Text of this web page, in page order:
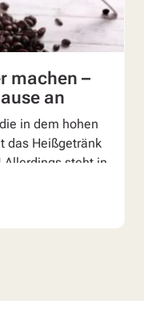
machen –
an
in dem hohen
das Heißgetränk
Allerdings steht in